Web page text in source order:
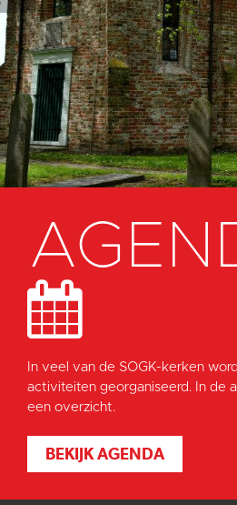
In veel van de SOGK-kerken
activiteiten georganiseerd. In de
een overzicht.
BEKIJK AGENDA